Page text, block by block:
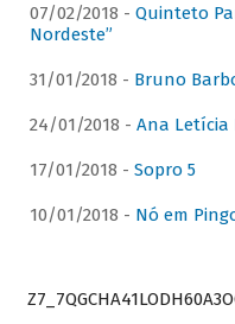
07/02/2018 - Quinteto
Nordeste”
31/01/2018 - Bruno
24/01/2018 - Ana Letícia
17/01/2018 - Sopro 5
10/01/2018 - Nó em